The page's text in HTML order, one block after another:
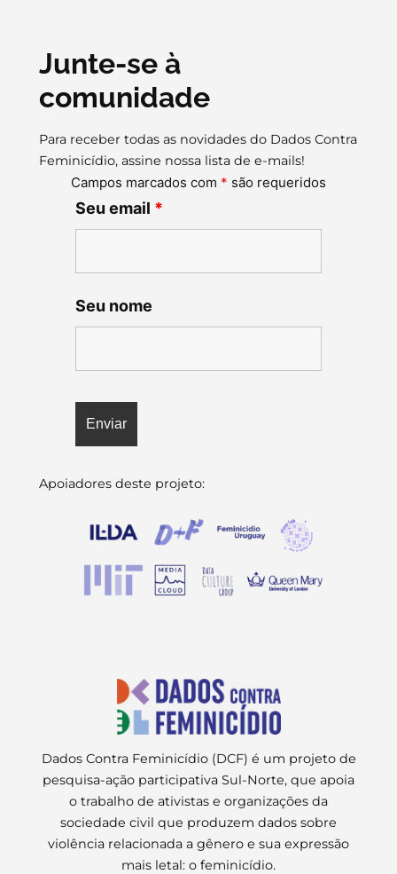
Junte-se à
comunidade
Para receber todas as novidades do Dados Contra
Feminicídio, assine nossa lista de e-mails!
Campos marcados com * são requeridos
Seu email *
Seu nome
Apoiadores deste projeto:
Dados Contra Feminicídio (DCF) é um projeto de
pesquisa-ação participativa Sul-Norte, que apoia
o trabalho de ativistas e organizações da
sociedade civil que produzem dados sobre
violência relacionada a gênero e sua expressão
mais letal: o feminicídio.